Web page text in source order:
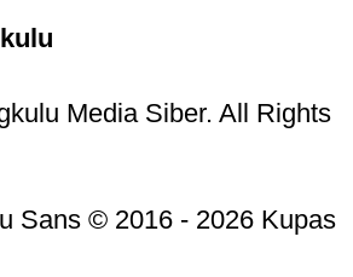
Media Siber. All Rights
Sans © 2016 - 2026 Kupas